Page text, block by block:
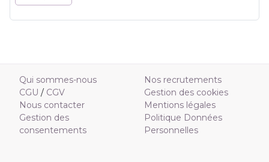
Qui sommes-nous
CGU / CGV
Nous contacter
Gestion des
consentements
Nos recrutements
Gestion des cookies
Mentions légales
Politique Données
Personnelles